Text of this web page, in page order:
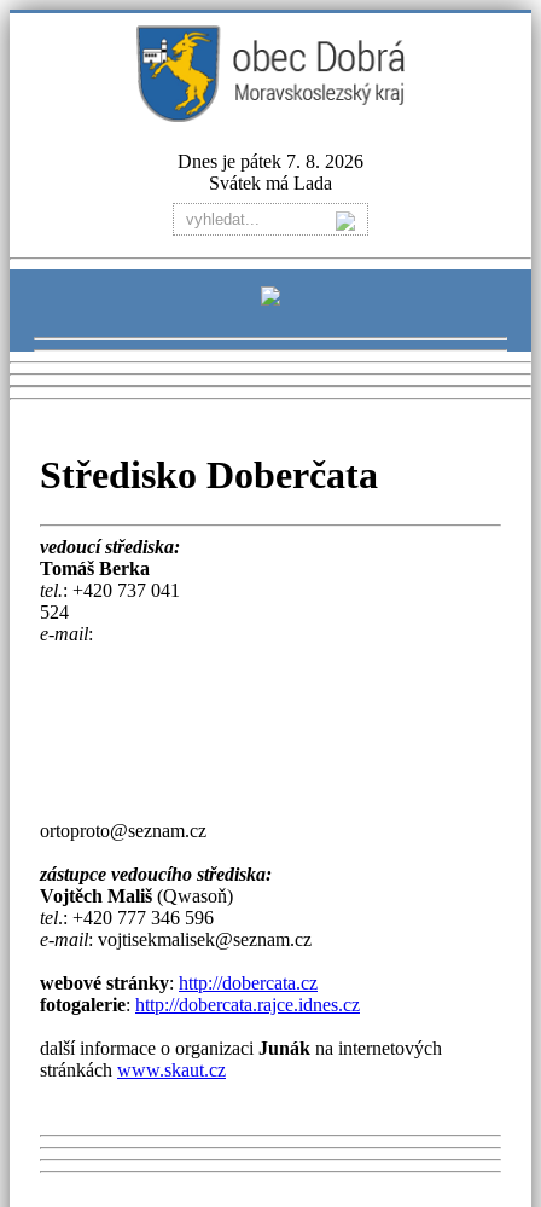
Dnes je pátek 7. 8. 2026
Svátek má Lada
Středisko Doberčata
vedoucí střediska:
Tomáš Berka
tel.: +420 737 041
524
e-mail:
ortoproto@seznam.cz
zástupce vedoucího střediska:
Vojtěch Mališ (Qwasoň)
tel.: +420 777 346 596
e-mail: vojtisekmalisek@seznam.cz
webové stránky: http://dobercata.cz
fotogalerie: http://dobercata.rajce.idnes.cz
další informace o organizaci Junák na internetových
stránkách www.skaut.cz